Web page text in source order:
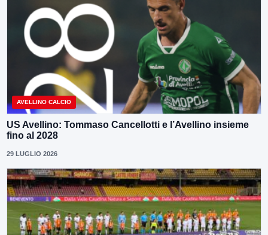
AVELLINO CALCIO
US Avellino: Tommaso Cancellotti e l’Avellino insieme
fino al 2028
29 LUGLIO 2026